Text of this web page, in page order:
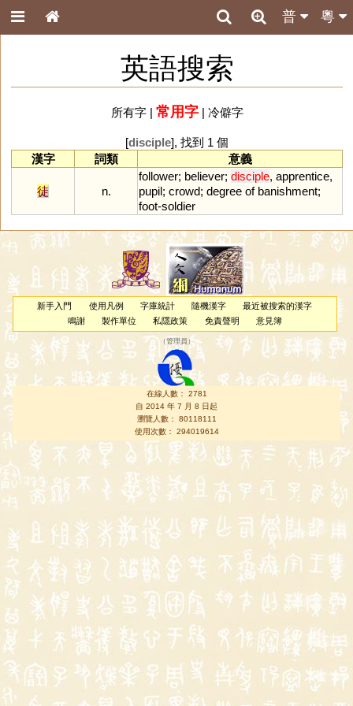
粵
普
英語搜索
所有字| 常用字| 冷僻字
[disciple], 找到 1 個
漢字
詞類 意義
徒 n.
follower; believer; disciple, apprentice,
pupil; crowd; degree of banishment;
foot-soldier
新手入門 使用凡例 字庫統計 隨機漢字
最近被搜索的漢字
鳴謝
製作單位 私隱政策 免責聲明 意見簿
（管理員 ）
在線人數： 2781
自 2014 年 7 月 8 日起
瀏覽人數： 80118111
使用次數： 294019614